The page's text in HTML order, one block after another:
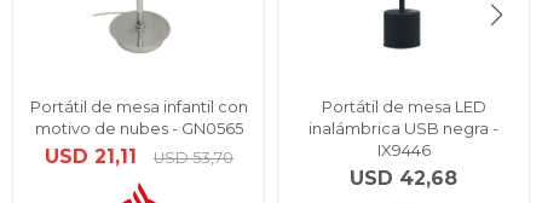
Portátil de mesa infantil con
motivo de nubes - GN0565
USD 21,11 USD 53,70
Portátil de mesa LED
inalámbrica USB negra -
IX9446
USD 42,68